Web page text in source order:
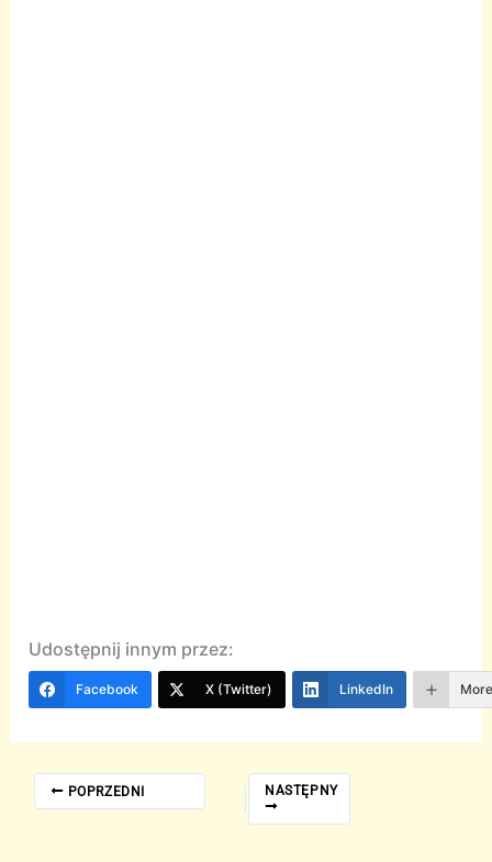
Udostępnij innym przez:
Facebook X (Twitter) LinkedIn
POPRZEDNI NASTĘPNY